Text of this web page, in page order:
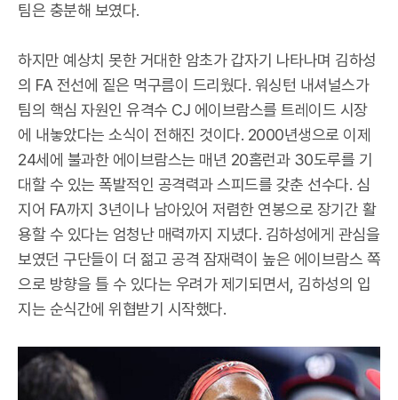
팀은 충분해 보였다.
하지만 예상치 못한 거대한 암초가 갑자기 나타나며 김하성
의 FA 전선에 짙은 먹구름이 드리웠다. 워싱턴 내셔널스가
팀의 핵심 자원인 유격수 CJ 에이브람스를 트레이드 시장
에 내놓았다는 소식이 전해진 것이다. 2000년생으로 이제
24세에 불과한 에이브람스는 매년 20홈런과 30도루를 기
대할 수 있는 폭발적인 공격력과 스피드를 갖춘 선수다. 심
지어 FA까지 3년이나 남아있어 저렴한 연봉으로 장기간 활
용할 수 있다는 엄청난 매력까지 지녔다. 김하성에게 관심을
보였던 구단들이 더 젊고 공격 잠재력이 높은 에이브람스 쪽
으로 방향을 틀 수 있다는 우려가 제기되면서, 김하성의 입
지는 순식간에 위협받기 시작했다.